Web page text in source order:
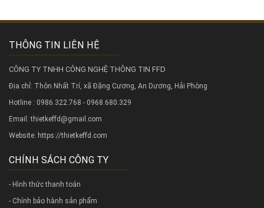
THÔNG TIN LIÊN HỆ
CÔNG TY TNHH CÔNG NGHỆ THÔNG TIN FFD
Địa chỉ: Thôn Nhất Trí, xã Đặng Cương, An Dương, Hải Phòng
Hotline : 0986.322.768 - 0968.680.329
Email: thietkeffd@gmail.com
Website: https://thietkeffd.com
CHÍNH SÁCH CÔNG TY
- Hình thức thanh toán
- Chính bảo hành sản phẩm